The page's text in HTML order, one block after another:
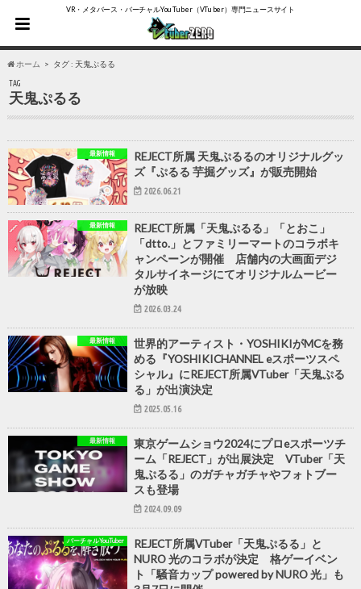
VR・メタバース・バーチャルYouTuber（VTuber）専門ニュースサイト
ホーム タグ : 天鬼ぷるる
TAG
天鬼ぷるる
最新情報
REJECT所属 天鬼ぷるるのオリジナルグッ
ズ『ぷるる 芋掘グッズ』が販売開始
2026.06.21
最新情報
REJECT所属「天鬼ぷるる」「とおこ」
「dtto.」とファミリーマートのコラボキ
ャンペーンが開催 店舗内の大画面デジ
タルサイネージにてオリジナルムービー
が放映
2026.03.24
最新情報
世界的アーティスト・YOSHIKIがMCを務
める『YOSHIKICHANNEL eスポーツスペ
シャル』にREJECT所属VTuber「天鬼ぷる
る」が出演決定
2025.05.16
最新情報
東京ゲームショウ2024にプロeスポーツチ
ーム「REJECT」が出展決定 VTuber「天
鬼ぷるる」のガチャガチャやフォトブー
スも登場
2024.09.09
バーチャルYouTuber
REJECT所属VTuber「天鬼ぷるる」と
NURO 光のコラボが決定 格ゲーイベン
ト「騒音カップ powered by NURO 光」も